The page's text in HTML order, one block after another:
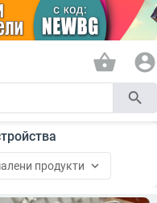
shopping_basket account_circle
search
продукти keyboard_arrow_down